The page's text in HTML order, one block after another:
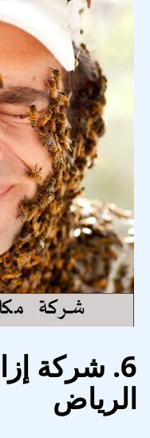
6. شركة
الرياض